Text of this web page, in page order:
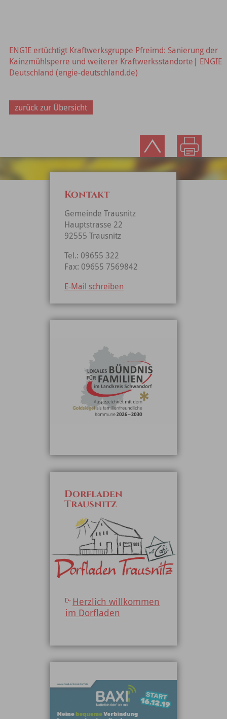
ENGIE ertüchtigt Kraftwerksgruppe Pfreimd: Sanierung der
Kainzmühlsperre und weiterer Kraftwerksstandorte| ENGIE
Deutschland (engie-deutschland.de)
zurück zur Übersicht
Kontakt
Gemeinde Trausnitz
Hauptstrasse 22
92555 Trausnitz
Tel.: 09655 322
Fax: 09655 7569842
E-Mail schreiben
Dorfladen
Trausnitz
Herzlich willkommen
im Dorfladen